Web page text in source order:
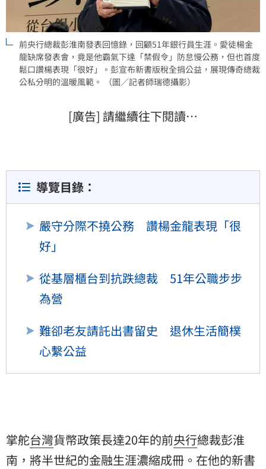
前央行總裁彭淮南發表回憶錄，回顧51年銀行員生涯。愛徒楊金
龍缺席發表會，竟是他霸氣下達「禁假令」防怠慢公務，但也首度
鬆口讚楊表現「很好」。彭宣布新書版稅全捐公益，展現傳奇總裁
公私分明的溫暖風範。 （圖／記者師瑞德攝影）
[廣告] 請繼續往下閱讀…
導覽目錄：
嚴守分際不撓公務 讚楊金龍表現「很
好」
從基層櫃台到抗跌總裁 51年公職步步
為營
難卻老友請託出書留史 退休生活簡樸
心繫公益
掌舵台灣貨幣政策長達20年的前央行總裁彭淮
南 ，將半世紀的金融生涯濃縮成冊。在他的新書